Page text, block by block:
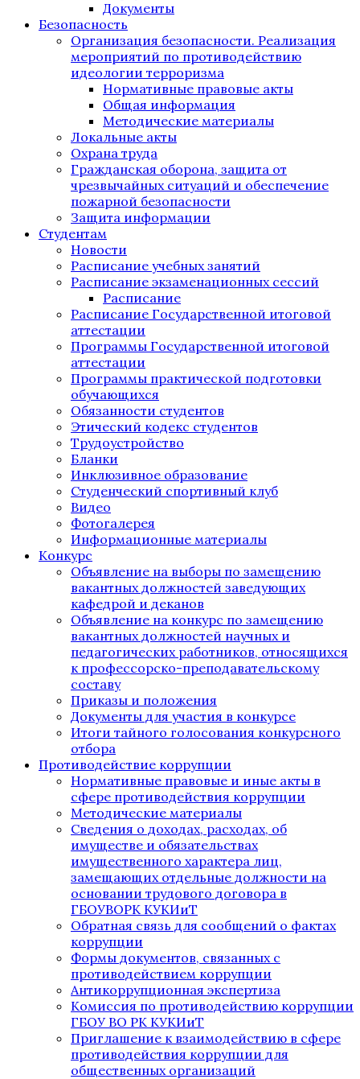
Документы
Безопасность
Организация безопасности. Реализация
мероприятий по противодействию
идеологии терроризма
Нормативные правовые акты
Общая информация
Методические материалы
Локальные акты
Охрана труда
Гражданская оборона, защита от
чрезвычайных ситуаций и обеспечение
пожарной безопасности
Защита информации
Студентам
Новости
Расписание учебных занятий
Расписание экзаменационных сессий
Расписание
Расписание Государственной итоговой
аттестации
Программы Государственной итоговой
аттестации
Программы практической подготовки
обучающихся
Обязанности студентов
Этический кодекс студентов
Трудоустройство
Бланки
Инклюзивное образование
Студенческий спортивный клуб
Видео
Фотогалерея
Информационные материалы
Конкурс
Объявление на выборы по замещению
вакантных должностей заведующих
кафедрой и деканов
Объявление на конкурс по замещению
вакантных должностей научных и
педагогических работников, относящихся
к профессорско-преподавательскому
составу
Приказы и положения
Документы для участия в конкурсе
Итоги тайного голосования конкурсного
отбора
Противодействие коррупции
Нормативные правовые и иные акты в
сфере противодействия коррупции
Методические материалы
Сведения о доходах, расходах, об
имуществе и обязательствах
имущественного характера лиц,
замещающих отдельные должности на
основании трудового договора в
ГБОУВОРК КУКИиТ
Обратная связь для сообщений о фактах
коррупции
Формы документов, связанных с
противодействием коррупции
Антикоррупционная экспертиза
Комиссия по противодействию коррупции
ГБОУ ВО РК КУКИиТ
Приглашение к взаимодействию в сфере
противодействия коррупции для
общественных организаций